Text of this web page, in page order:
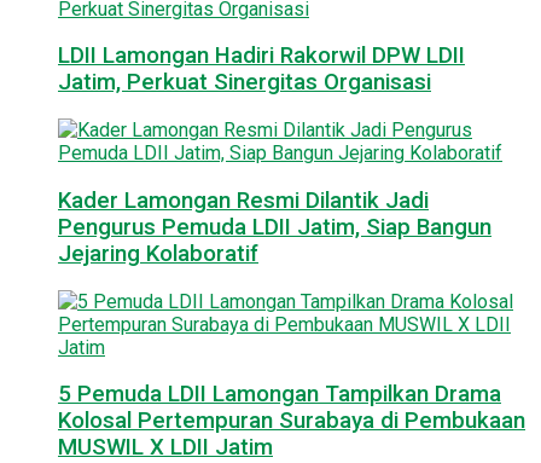
LDII Lamongan Hadiri Rakorwil DPW LDII
Jatim, Perkuat Sinergitas Organisasi
Kader Lamongan Resmi Dilantik Jadi
Pengurus Pemuda LDII Jatim, Siap Bangun
Jejaring Kolaboratif
5 Pemuda LDII Lamongan Tampilkan Drama
Kolosal Pertempuran Surabaya di Pembukaan
MUSWIL X LDII Jatim